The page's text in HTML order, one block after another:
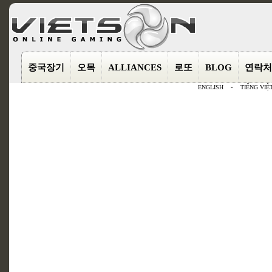
중국장기 오목 ALLIANCES 로또 BLOG 연락처
ENGLISH - TIẾNG